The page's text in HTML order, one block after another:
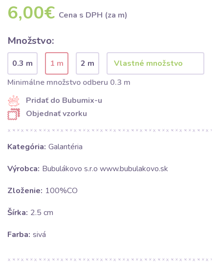
6,00€ Cena s DPH (za m)
Množstvo:
0.3 m 1 m
2 m
Minimálne množstvo odberu 0.3 m
Pridať do Bubumix-u
Objednať vzorku
Kategória: Galantéria
Výrobca: Bubulákovo s.r.o www.bubulakovo.sk
Zloženie: 100%CO
Šírka: 2.5 cm
Farba: sivá